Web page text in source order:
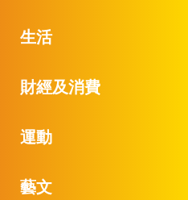
生活
財經及消費
運動
藝文